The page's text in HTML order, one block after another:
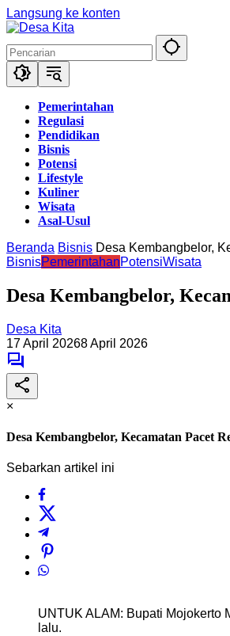
Langsung ke konten
Pemerintahan
Regulasi
Pendidikan
Bisnis
Potensi
Lifestyle
Kuliner
Wisata
Asal-Usul
Beranda Bisnis Desa Kembangbelor,
BisnisPemerintahanPotensiWisata
Desa Kembangbelor,
Desa Kita
17 April 20268 April 2026
×
Desa Kembangbelor, Kecamatan Pacet
Sebarkan artikel ini
UNTUK ALAM: Bupati Mojokerto
lalu.